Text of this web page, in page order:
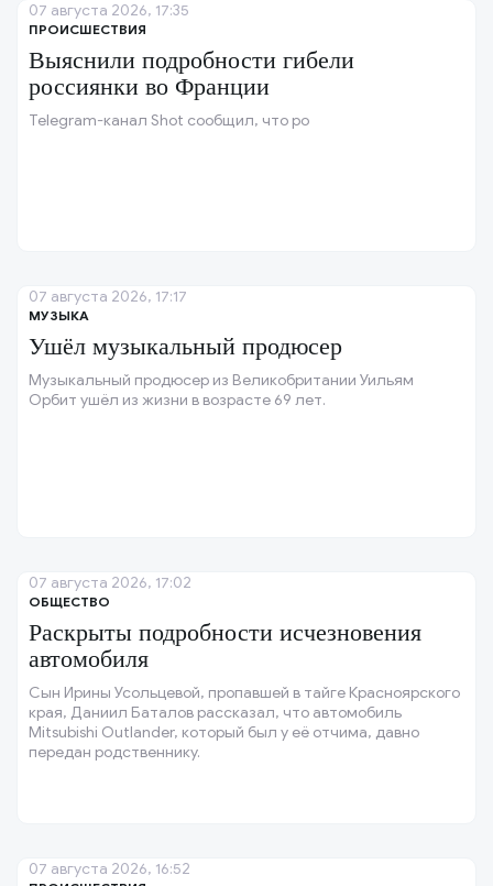
ПРОИСШЕСТВИЯ
Выяснили подробности гибели
россиянки во Франции
Telegram-канал Shot сообщил, что ро
07 августа 2026, 17:35
МУЗЫКА
Ушёл музыкальный продюсер
Музыкальный продюсер из Великобритании Уильям
Орбит ушёл из жизни в возрасте 69 лет.
07 августа 2026, 17:17
ОБЩЕСТВО
Раскрыты подробности исчезновения
автомобиля
Сын Ирины Усольцевой, пропавшей в тайге Красноярского
края, Даниил Баталов рассказал, что автомобиль
Mitsubishi Outlander, который был у её отчима, давно
передан родственнику.
07 августа 2026, 17:02
07 августа 2026, 16:52